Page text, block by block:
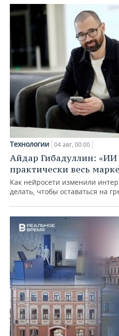
Технологии 04 авг, 00:00
Айдар Гибадуллин: «ИИ
практически весь
Как нейросети изменили
делать, чтобы оставаться на